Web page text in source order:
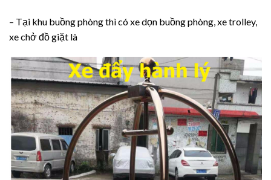
– Tại khu buồng phòng thì có xe dọn buồng phòng, xe trolley,
xe chở đồ giặt là